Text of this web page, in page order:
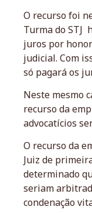
O recurso foi
Turma do STJ
juros por
judicial. Com
só pagará os
Neste mesmo
recurso da
advocatícios
O recurso da
Juiz de
determinado
seriam
condenação